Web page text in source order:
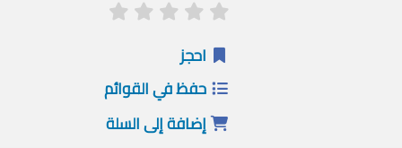
احجز
حفظ في القوائم
إضافة إلى السلة